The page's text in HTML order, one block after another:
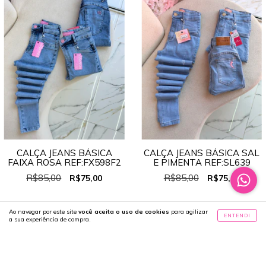
Ao navegar por este site você aceita o uso de cookies para agilizar
a sua experiência de compra.
ENTENDI
CALÇA JEANS BÁSICA
FAIXA ROSA REF:FX598F2
R$85,00
R$75,00
CALÇA JEANS BÁSICA SAL
E PIMENTA REF:SL639
R$85,00
R$75,00